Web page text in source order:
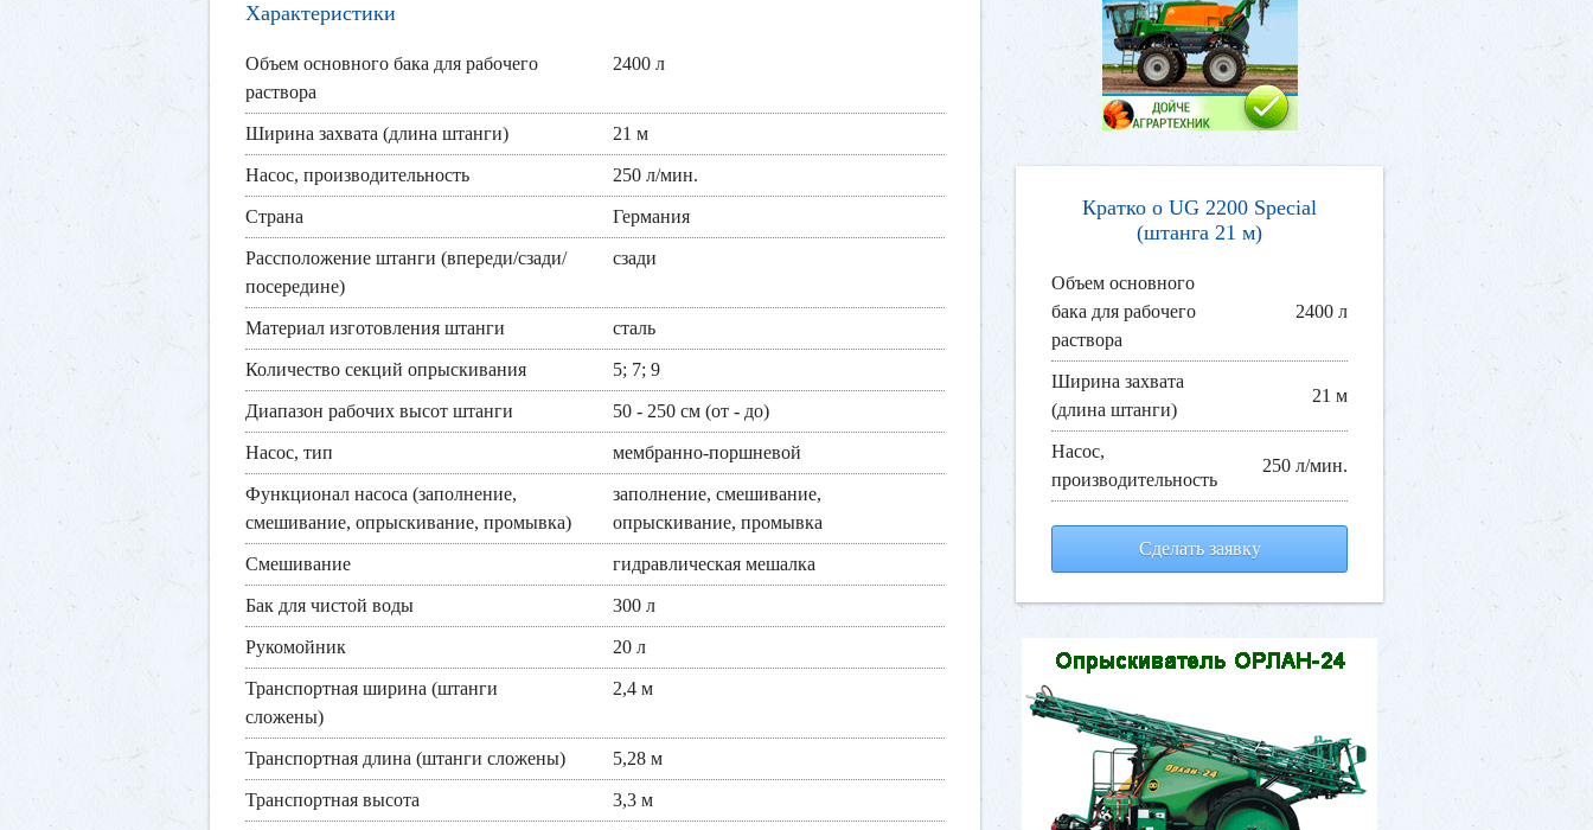
Характеристики
Объем основного бака для рабочего
раствора
2400 л
Ширина захвата (длина штанги) 21 м
Насос, производительность 250 л/мин.
Страна Германия
Рассположение штанги (впереди/сзади/
посередине)
сзади
Материал изготовления штанги сталь
Количество секций опрыскивания 5; 7; 9
Диапазон рабочих высот штанги 50 - 250 см (от - до)
Насос, тип мембранно-поршневой
Функционал насоса (заполнение,
смешивание, опрыскивание, промывка)
заполнение, смешивание,
опрыскивание, промывка
Смешивание гидравлическая мешалка
Бак для чистой воды 300 л
Рукомойник 20 л
Транспортная ширина (штанги
сложены)
2,4 м
Транспортная длина (штанги сложены) 5,28 м
Транспортная высота 3,3 м
Кратко о UG 2200 Special
(штанга 21 м)
Объем основного
бака для рабочего
раствора
2400 л
Ширина захвата
(длина штанги)
21 м
Насос,
производительность
250 л/мин.
Сделать заявку